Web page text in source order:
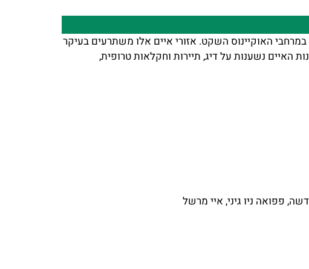
במרחבי האוקיינוס השקט. אזורי איים אלו משתרעים בעיקר
האיים נשענות על דיג, תיירות וחקלאות טרופית,
פפואה ניו גיני, איי מרשל